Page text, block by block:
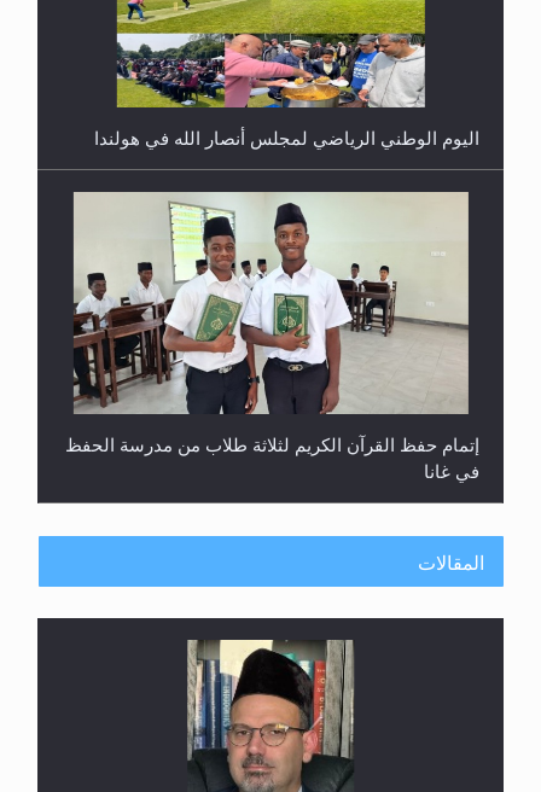
اليوم الوطني الرياضي لمجلس أنصار الله في هولندا
إتمام حفظ القرآن الكريم لثلاثة طلاب من مدرسة الحفظ
في غانا
حفل توزيع الشهادات في الجامعة الأحمدية بنيجيريا لعام
المقالات